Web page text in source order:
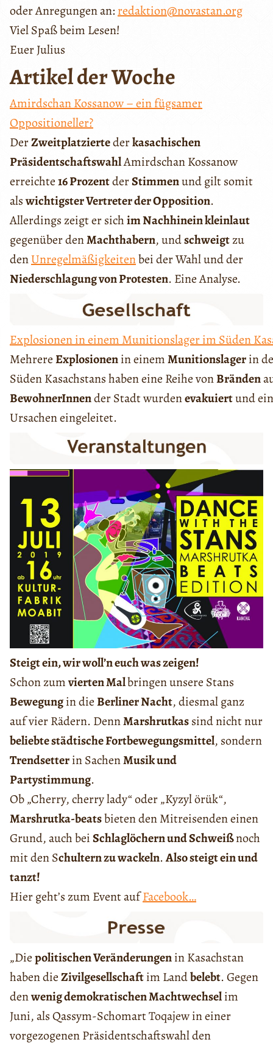
oder Anregungen an: redaktion@novastan.org
Viel Spaß beim Lesen!
Euer Julius
Artikel der Woche
Amirdschan Kossanow – ein fügsamer
Oppositioneller?
DerZweitplatziertederkasachischen
PräsidentschaftswahlAmirdschan Kossanow
erreichte16 ProzentderStimmenund gilt somit
alswichtigster Vertreter der Opposition.
Allerdings zeigt er sichim Nachhinein kleinlaut
gegenüber denMachthabern, undschweigtzu
denUnregelmäßigkeitenbei der Wahl und der
Niederschlagung von Protesten. Eine Analyse.
Explosionen in einem Munitionslager im Süden
MehrereExplosionenin einemMunitionslagerin
Süden Kasachstans haben eine Reihe vonBränden
BewohnerInnender Stadt wurdenevakuiertund
Ursachen eingeleitet.
Steigt ein, wir woll’n euch was zeigen!
Schon zumvierten Malbringen unsere Stans
Bewegungin dieBerliner Nacht, diesmal ganz
auf vier Rädern. DennMarshrutkassind nicht nur
beliebte städtische Fortbewegungsmittel, sondern
Trendsetterin SachenMusik und
Partystimmung.
Ob „Cherry, cherry lady“ oder „Kyzyl örük“,
Marshrutka-beatsbieten den Mitreisenden einen
Grund, auch beiSchlaglöchern und Schweißnoch
mit den Schultern zu wackeln.Also steigt ein und
tanzt!
Hier geht’s zum Event aufFacebook…
„Diepolitischen Veränderungenin Kasachstan
haben dieZivilgesellschaftim Landbelebt. Gegen
denwenig demokratischen Machtwechselim
Juni, als Qassym-Schomart Toqajew in einer
vorgezogenen Präsidentschaftswahl den